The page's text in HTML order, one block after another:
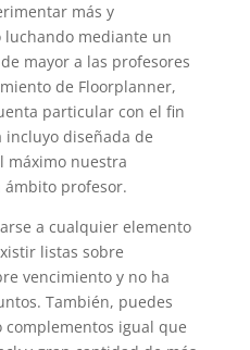
más y
mediante un
mayor a las profesores
de Floorplanner,
particular con el fin
incluyo diseñada de
máximo nuestra
profesor.
a cualquier elemento
listas sobre
vencimiento y no ha
También, puedes
igual que